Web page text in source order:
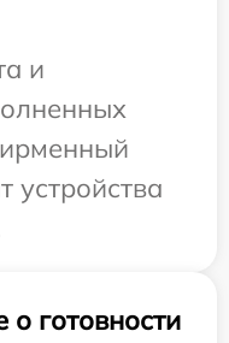
и
устройства
готовности